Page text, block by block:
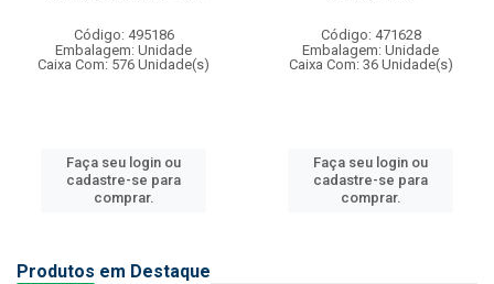
Código: 495186
Embalagem: Unidade
Caixa Com: 576 Unidade(s)
Faça seu login ou
cadastre-se para
comprar.
Código: 471628
Embalagem: Unidade
Caixa Com: 36 Unidade(s)
Faça seu login ou
cadastre-se para
comprar.
Produtos em Destaque